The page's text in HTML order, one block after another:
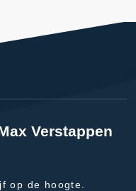
Verstappen
op de hoogte.